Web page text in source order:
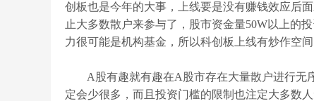
创板也是今年的大事，上线要是没有赚钱效应后
止大多数散户来参与了，股市资金量50W以上的
力很可能是机构基金，所以科创板上线有炒作空
A股有趣就有趣在A股市存在大量散户进行无
定会少很多，而且投资门槛的限制也注定大多数